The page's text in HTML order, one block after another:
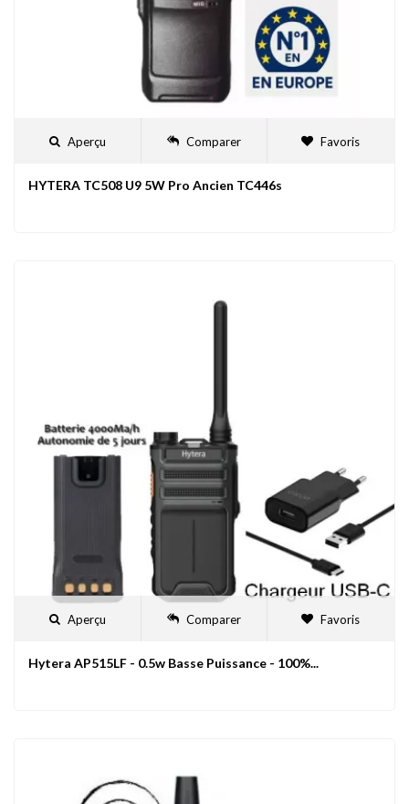
Aperçu Comparer Favoris
HYTERA TC508 U9 5W Pro Ancien TC446s
Aperçu Comparer Favoris
Hytera AP515LF - 0.5w Basse Puissance - 100%...